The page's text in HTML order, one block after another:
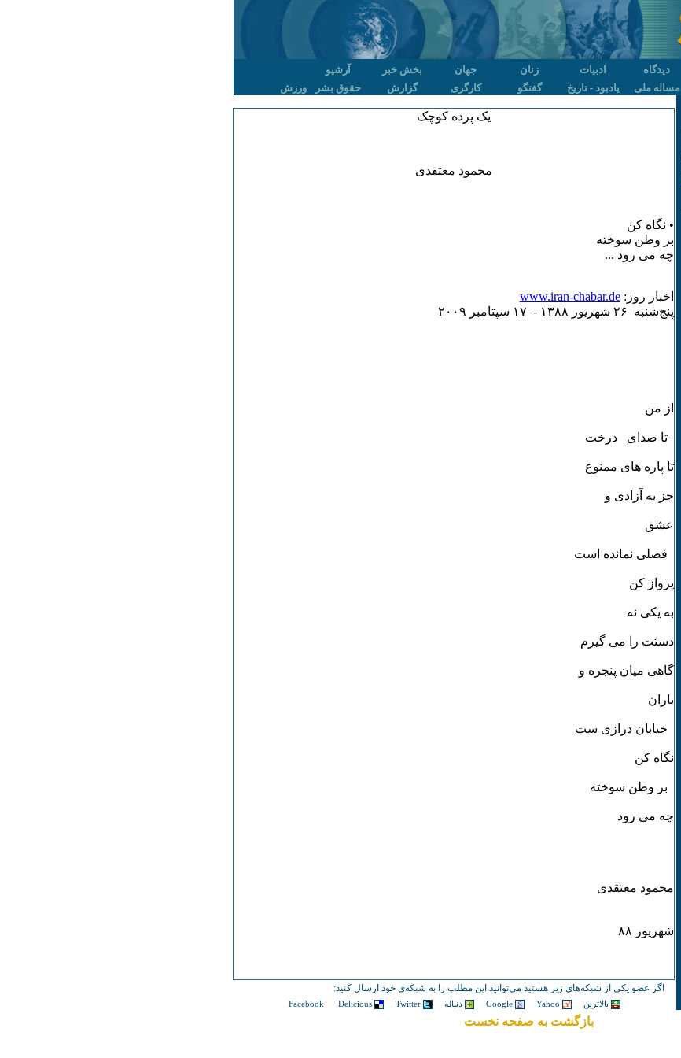
دیدگاه ادبیات زنان جهان بخش خبر
آرشیو
مساله ملی یادبود - تاریخ گفتگو کارگری گزارش حقوق بشر ورزش
یک پرده کوچک
محمود معتقدی
• نگاه کن
بر وطن سوخته
چه می رود ...
اخبار روز:www.iran-chabar.de
پنج‌شنبه ۲۶ شهريور ۱٣٨٨ - ۱۷ سپتامبر ۲۰۰۹
از من
تا صدای درخت
تا پاره های ممنوع
جز به آزادی و
عشق
فصلی نمانده است
پرواز کن
به یکی نه
دستت را می گیرم
گاهی میان پنجره و
باران
خیابان درازی ست
نگاه کن
بر وطن سوخته
چه می رود
محمود معتقدی
شهریور ٨٨
اگر عضو یکی از شبکه‌های زیر هستید می‌توانید این مطلب را به شبکه‌ی خود ارسال کنید:
Facebook Delicious Twitter Google Yahoo
بازگشت به صفحه نخست